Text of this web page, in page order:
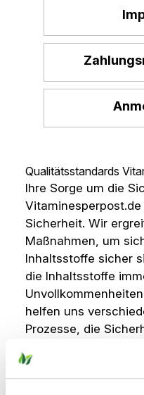
Qualitätsstandards
Ihre Sorge um die
Sicherheit. Wir
Maßnahmen, um
Inhaltsstoffe sicher
die Inhaltsstoffe
helfen uns
Prozesse, die
Rohstoffe von bester
Wir sind davon